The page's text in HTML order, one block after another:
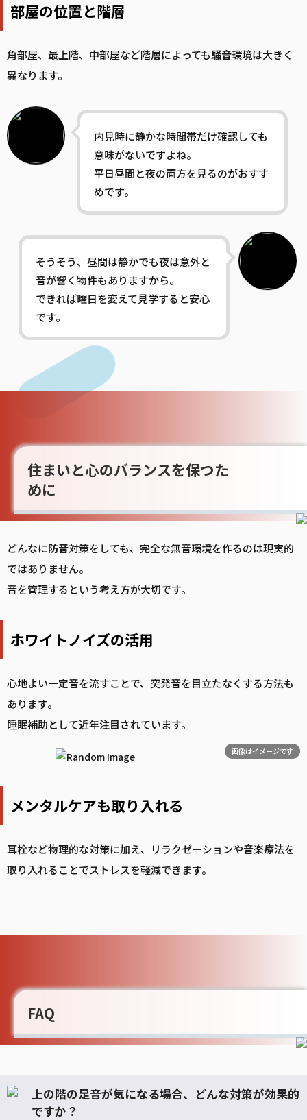
部屋の位置と階層
角部屋、最上階、中部屋など階層によっても騒音環境は大きく
異なります。
内見時に静かな時間帯だけ確認しても
意味がないですよね。
平日昼間と夜の両方を見るのがおすす
めです。
そうそう、昼間は静かでも夜は意外と
音が響く物件もありますから。
できれば曜日を変えて見学すると安心
です。
住まいと心のバランスを保つた
めに
どんなに防音対策をしても、完全な無音環境を作るのは現実的
ではありません。
音を管理するという考え方が大切です。
ホワイトノイズの活用
心地よい一定音を流すことで、突発音を目立たなくする方法も
あります。
睡眠補助として近年注目されています。
画像はイメージです
メンタルケアも取り入れる
耳栓など物理的な対策に加え、リラクゼーションや音楽療法を
取り入れることでストレスを軽減できます。
FAQ
上の階の足音が気になる場合、どんな対策が効果的
ですか？